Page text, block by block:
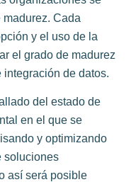
Cada
y el uso de la
el grado de madurez
de datos.
del estado de
en el que se
y optimizando
soluciones
así será posible